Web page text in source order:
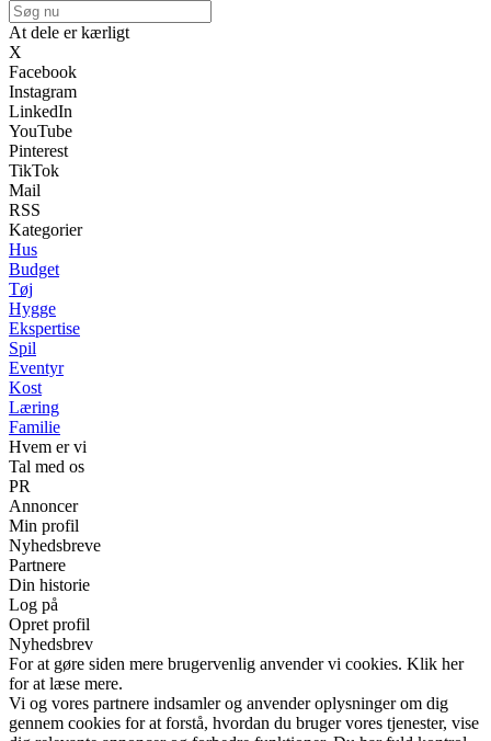
At dele er kærligt
X
Facebook
Instagram
LinkedIn
YouTube
Pinterest
TikTok
Mail
RSS
Kategorier
Hus
Budget
Tøj
Hygge
Ekspertise
Spil
Eventyr
Kost
Læring
Familie
Hvem er vi
Tal med os
PR
Annoncer
Min profil
Nyhedsbreve
Partnere
Din historie
Log på
Opret profil
Nyhedsbrev
For at gøre siden mere brugervenlig anvender vi cookies. Klik her
for at læse mere.
Vi og vores partnere indsamler og anvender oplysninger om dig
gennem cookies for at forstå, hvordan du bruger vores tjenester, vise